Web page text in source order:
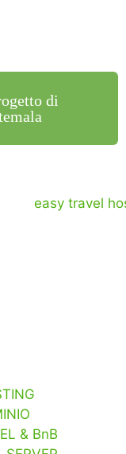
di
& BnB